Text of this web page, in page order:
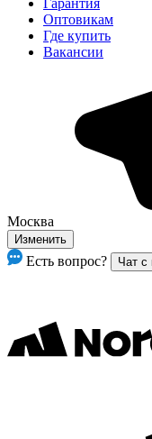
Гарантия
Оптовикам
Где купить
Вакансии
Москва
Изменить
Есть вопрос? Чат с